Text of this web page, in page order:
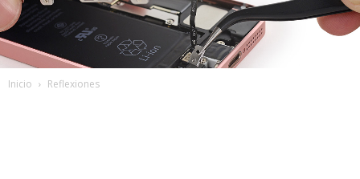
Inicio Reflexiones